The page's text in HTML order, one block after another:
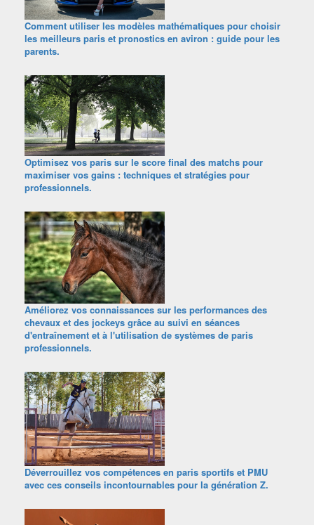
Comment utiliser les modèles mathématiques pour choisir
les meilleurs paris et pronostics en aviron : guide pour les
parents.
Optimisez vos paris sur le score final des matchs pour
maximiser vos gains : techniques et stratégies pour
professionnels.
Améliorez vos connaissances sur les performances des
chevaux et des jockeys grâce au suivi en séances
d'entraînement et à l'utilisation de systèmes de paris
professionnels.
Déverrouillez vos compétences en paris sportifs et PMU
avec ces conseils incontournables pour la génération Z.